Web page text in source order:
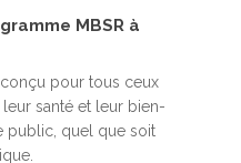
MBSR à
conçu pour tous ceux
santé et leur bien-
public, quel que soit